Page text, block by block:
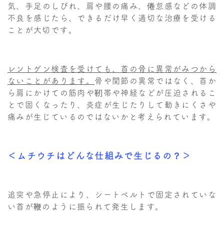
気、手足のしびれ、肩や腰の痛み、倦怠感などの体調
不良を感じたら、できるだけ早く適切な治療を受ける
ことが大切です。
レントゲン検査を受けても、首の骨に異常がみつから
ないことがあります。 骨や関節の異常ではなく、首か
ら肩にかけての筋肉や靭帯や神経などが圧迫されるこ
とで固くなったり、炎症が生じたりして動きにくさや
痛みが生じているのではないかと考えられています。
＜ムチウチはどんな仕組みで生じるの？＞
追突や急停止により、シートベルトで固定されていな
い首が鞭のように振られて発生します。